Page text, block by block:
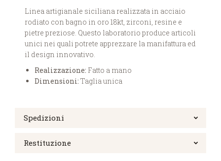
Linea artigianale siciliana realizzata in acciaio
rodiato con bagno in oro 18kt, zirconi, resine e
pietre preziose. Questo laboratorio produce articoli
unici nei quali potrete apprezzare la manifattura ed
il design innovativo.
Realizzazione: Fatto a mano
Dimensioni: Taglia unica
Spedizioni
Restituzione